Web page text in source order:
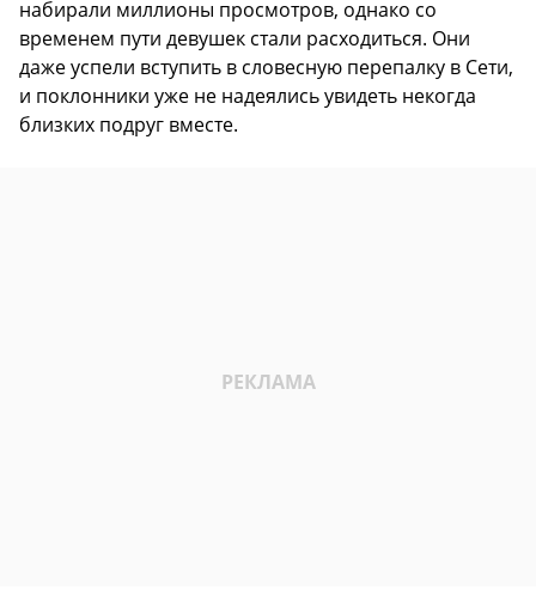
набирали миллионы просмотров, однако со
временем пути девушек стали расходиться. Они
даже успели вступить в словесную перепалку в Сети,
и поклонники уже не надеялись увидеть некогда
близких подруг вместе.